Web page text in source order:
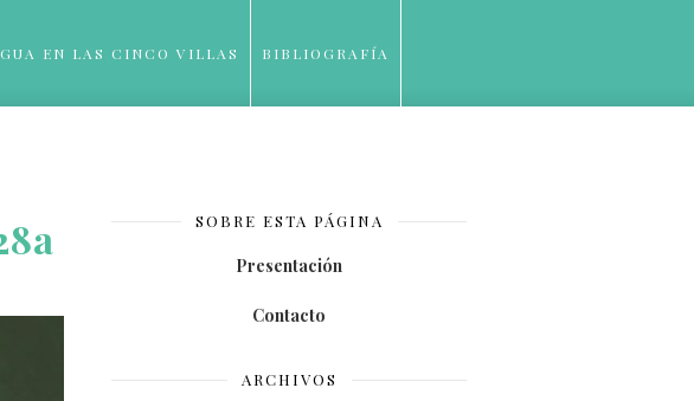
EN LAS CINCO VILLAS BIBLIOGRAFÍA
SOBRE ESTA PÁGINA
Presentación
Contacto
ARCHIVOS